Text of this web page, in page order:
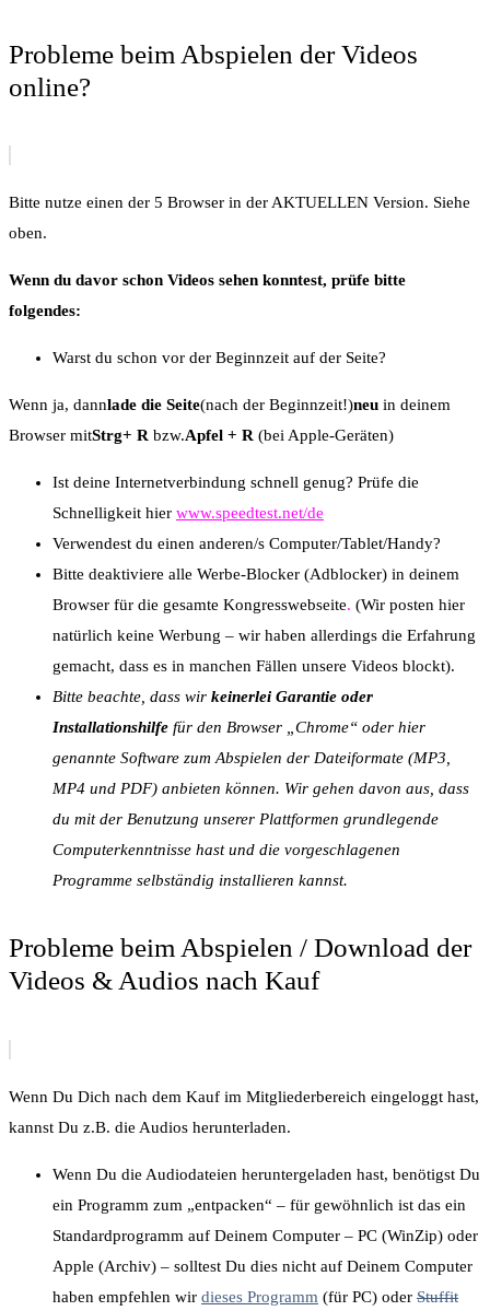
Probleme beim Abspielen der Videos
online?
Bitte nutze einen der 5 Browser in der AKTUELLEN Version. Siehe
oben.
Wenn du davor schon Videos sehen konntest, prüfe bitte
folgendes:
Warst du schon vor der Beginnzeit auf der Seite?
Wenn ja, dannlade die Seite(nach der Beginnzeit!)neu in deinem
Browser mitStrg+ R bzw.Apfel + R (bei Apple-Geräten)
Ist deine Internetverbindung schnell genug? Prüfe die
Schnelligkeit hier www.speedtest.net/de
Verwendest du einen anderen/s Computer/Tablet/Handy?
Bitte deaktiviere alle Werbe-Blocker (Adblocker) in deinem
Browser für die gesamte Kongresswebseite. (Wir posten hier
natürlich keine Werbung – wir haben allerdings die Erfahrung
gemacht, dass es in manchen Fällen unsere Videos blockt).
Bitte beachte, dass wir keinerlei Garantie oder
Installationshilfe für den Browser „Chrome“ oder hier
genannte Software zum Abspielen der Dateiformate (MP3,
MP4 und PDF) anbieten können. Wir gehen davon aus, dass
du mit der Benutzung unserer Plattformen grundlegende
Computerkenntnisse hast und die vorgeschlagenen
Programme selbständig installieren kannst.
Probleme beim Abspielen / Download der
Videos & Audios nach Kauf
Wenn Du Dich nach dem Kauf im Mitgliederbereich eingeloggt hast,
kannst Du z.B. die Audios herunterladen.
Wenn Du die Audiodateien heruntergeladen hast, benötigst Du
ein Programm zum „entpacken“ – für gewöhnlich ist das ein
Standardprogramm auf Deinem Computer – PC (WinZip) oder
Apple (Archiv) – solltest Du dies nicht auf Deinem Computer
haben empfehlen wir dieses Programm (für PC) oder Stuffit